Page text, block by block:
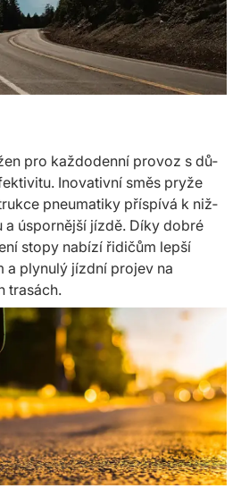
pro každodenní provoz s dů­
Inovativní směs pryže
pneumatiky příspívá k niž­
a ús­pornější jíz­dě. Díky dobré
stopy nabízí řidičům lepší
a ply­nulý jízd­ní projev na
trasách.